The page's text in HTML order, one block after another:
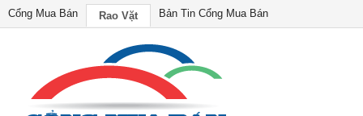
Cổng Mua Bán Rao Vặt Bản Tin Cổng Mua Bán